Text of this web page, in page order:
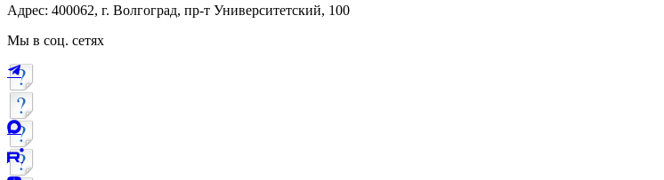
Адрес: 400062, г. Волгоград, пр-т Университетский, 100
Мы в соц. сетях